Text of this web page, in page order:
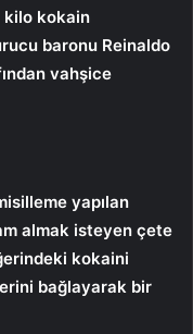
kilo kokain
baronu Reinaldo
vahşice
yapılan
almak isteyen çete
kokaini
bağlayarak bir